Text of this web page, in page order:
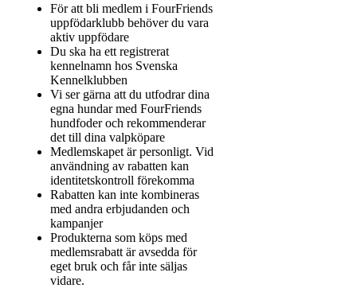
För att bli medlem i FourFriends
uppfödarklubb behöver du vara
aktiv uppfödare
Du ska ha ett registrerat
kennelnamn hos Svenska
Kennelklubben
Vi ser gärna att du utfodrar dina
egna hundar med FourFriends
hundfoder och rekommenderar
det till dina valpköpare
Medlemskapet är personligt. Vid
användning av rabatten kan
identitetskontroll förekomma
Rabatten kan inte kombineras
med andra erbjudanden och
kampanjer
Produkterna som köps med
medlemsrabatt är avsedda för
eget bruk och får inte säljas
vidare.